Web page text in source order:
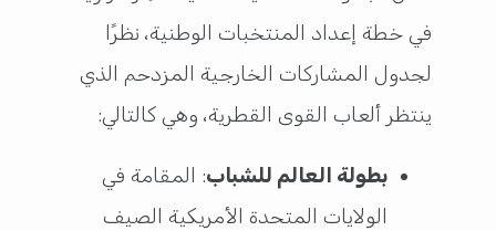
في خطة إعداد المنتخبات الوطنية، نظرًا
لجدول المشاركات الخارجية المزدحم الذي
ينتظر ألعاب القوى القطرية، وهي كالتالي:
بطولة العالم للشباب: المقامة في
الولايات المتحدة الأمريكية الصيف